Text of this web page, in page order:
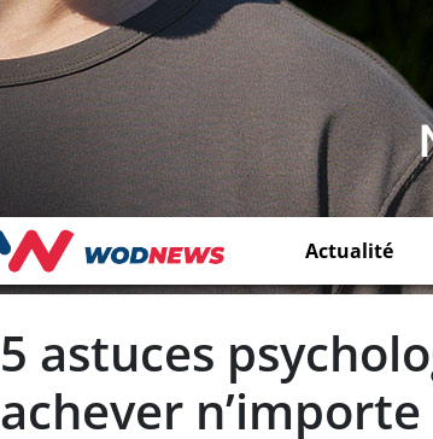
Actualité
5 astuces
achever